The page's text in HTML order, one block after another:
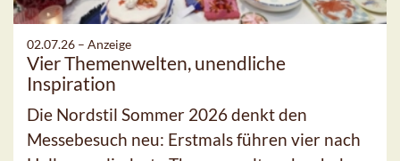
02.07.26 – Anzeige
Vier Themenwelten, unendliche
Inspiration
Die Nordstil Sommer 2026 denkt den
Messebesuch neu: Erstmals führen vier nach